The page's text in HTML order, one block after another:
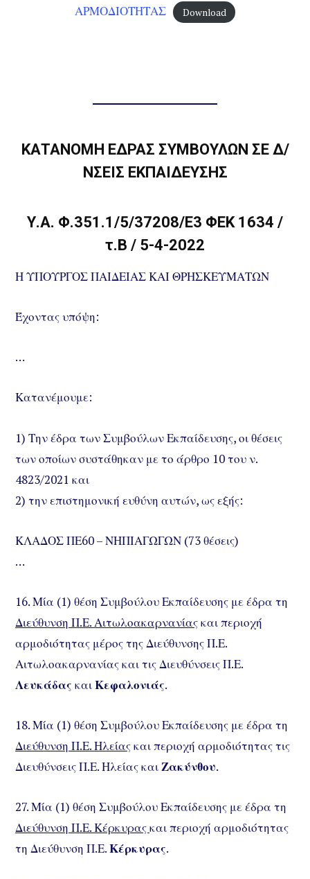
ΑΡΜΟΔΙΟΤΗΤΑΣ
Download
ΚΑΤΑΝΟΜΗ ΕΔΡΑΣ ΣΥΜΒΟΥΛΩΝ ΣΕ Δ/
ΝΣΕΙΣ ΕΚΠΑΙΔΕΥΣΗΣ
Υ.Α. Φ.351.1/5/37208/Ε3 ΦΕΚ 1634 /
τ.Β / 5-4-2022
Η ΥΠΟΥΡΓΟΣ ΠΑΙΔΕΙΑΣ ΚΑΙ ΘΡΗΣΚΕΥΜΑΤΩΝ
Έχοντας υπόψη:
…
Κατανέμουμε:
1) Την έδρα των Συμβούλων Εκπαίδευσης, οι θέσεις
των οποίων συστάθηκαν με το άρθρο 10 του ν.
4823/2021 και
2) την επιστημονική ευθύνη αυτών, ως εξής:
ΚΛΑΔΟΣ ΠΕ60 – ΝΗΠΙΑΓΩΓΩΝ (73 θέσεις)
…
16. Μία (1) θέση Συμβούλου Εκπαίδευσης με έδρα τη
Διεύθυνση Π.Ε. Αιτωλοακαρνανίαςκαι περιοχή
αρμοδιότητας μέρος της Διεύθυνσης Π.Ε.
Αιτωλοακαρνανίας και τις Διευθύνσεις Π.Ε.
Λευκάδας καιΚεφαλονιάς.
18. Μία (1) θέση Συμβούλου Εκπαίδευσης με έδρα τη
Διεύθυνση Π.Ε. Ηλείαςκαι περιοχή αρμοδιότητας τις
Διευθύνσεις Π.Ε. Ηλείας καιΖακύνθου.
27. Μία (1) θέση Συμβούλου Εκπαίδευσης με έδρα τη
Διεύθυνση Π.Ε. Κέρκυραςκαι περιοχή αρμοδιότητας
τη Διεύθυνση Π.Ε.Κέρκυρας.